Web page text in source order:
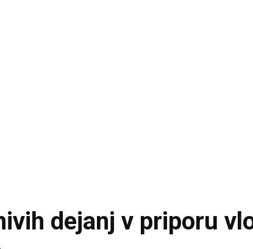
dejanj v priporu